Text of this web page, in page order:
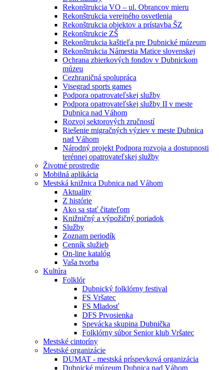
Rekonštrukcia VO – ul. Obrancov mieru
Rekonštrukcia verejného osvetlenia
Rekonštrukcia objektov a prístavba ŠZ
Rekonštrukcie ZŠ
Rekonštrukcia kaštieľa pre Dubnické múzeum
Rekonštrukcia Námestia Matice slovenskej
Ochrana zbierkových fondov v Dubnickom
múzeu
Cezhraničná spolupráca
Visegrad sports games
Podpora opatrovateľskej služby
Podpora opatrovateľskej služby II v meste
Dubnica nad Váhom
Rozvoj sektorových zručností
Riešenie migračných výziev v meste Dubnica
nad Váhom
Národný projekt Podpora rozvoja a dostupnosti
terénnej opatrovateľskej služby
Životné prostredie
Mobilná aplikácia
Mestská knižnica Dubnica nad Váhom
Aktuality
Z histórie
Ako sa stať čitateľom
Knižničný a výpožičný poriadok
Služby
Zoznam periodík
Cenník služieb
On-line katalóg
Vaša tvorba
Kultúra
Folklór
Dubnický folklórny festival
FS Vršatec
FS Mladosť
DFS Prvosienka
Spevácka skupina Dubnička
Folklórny súbor Senior klub Vršatec
Mestské cintoríny
Mestské organizácie
DUMAT - mestská príspevková organizácia
Dubnické múzeum Dubnica nad Váhom